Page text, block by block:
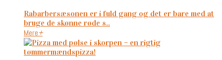
Rabarbersæsonen er i fuld gang og det er bare med at
bruge de skønne røde s..
Mere+